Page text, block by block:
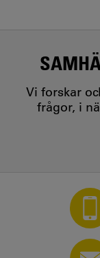
Vi forskar
frågor, i